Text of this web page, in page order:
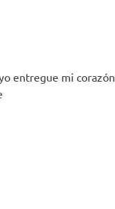
entregue mi corazón,